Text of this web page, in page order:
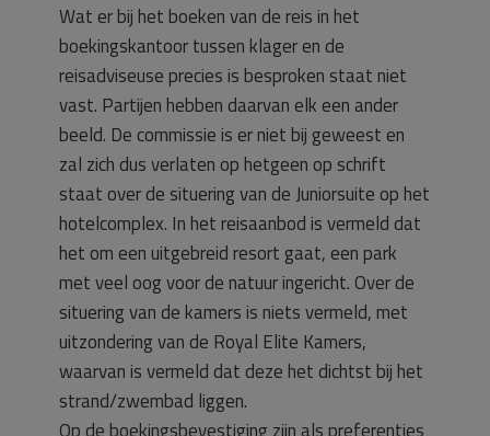
Wat er bij het boeken van de reis in het
boekingskantoor tussen klager en de
reisadviseuse precies is besproken staat niet
vast. Partijen hebben daarvan elk een ander
beeld. De commissie is er niet bij geweest en
zal zich dus verlaten op hetgeen op schrift
staat over de situering van de Juniorsuite op het
hotelcomplex. In het reisaanbod is vermeld dat
het om een uitgebreid resort gaat, een park
met veel oog voor de natuur ingericht. Over de
situering van de kamers is niets vermeld, met
uitzondering van de Royal Elite Kamers,
waarvan is vermeld dat deze het dichtst bij het
strand/zwembad liggen.
Op de boekingsbevestiging zijn als preferenties